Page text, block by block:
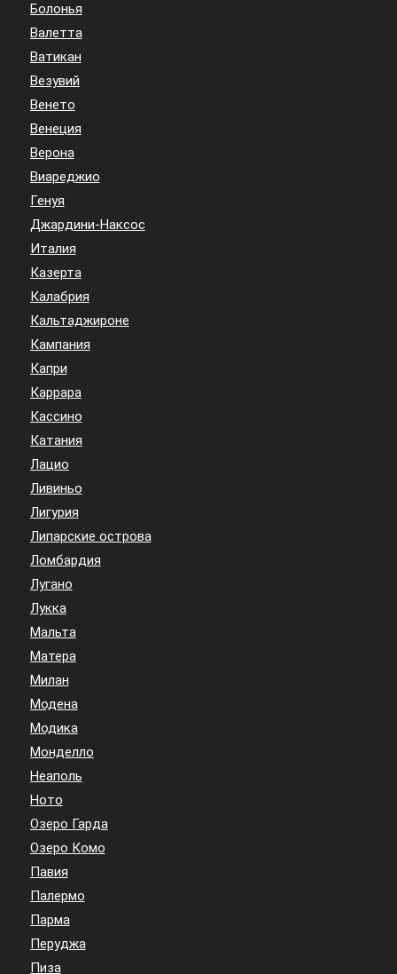
Болонья
Валетта
Ватикан
Везувий
Венето
Венеция
Верона
Виареджио
Генуя
Джардини-Наксос
Италия
Казерта
Калабрия
Кальтаджироне
Кампания
Капри
Каррара
Кассино
Катания
Лацио
Ливиньо
Лигурия
Липарские острова
Ломбардия
Лугано
Лукка
Мальта
Матера
Милан
Модена
Модика
Монделло
Неаполь
Ното
Озеро Гарда
Озеро Комо
Павия
Палермо
Парма
Перуджа
Пиза